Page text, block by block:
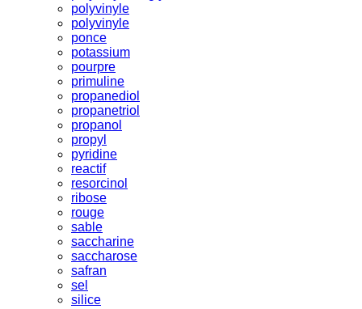
polyvinyle
polyvinyle
ponce
potassium
pourpre
primuline
propanediol
propanetriol
propanol
propyl
pyridine
reactif
resorcinol
ribose
rouge
sable
saccharine
saccharose
safran
sel
silice